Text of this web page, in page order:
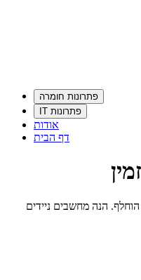
פתרונות חומרה
פתרונות IT
אודות
דף הבית
הנה מחשבים ניידים